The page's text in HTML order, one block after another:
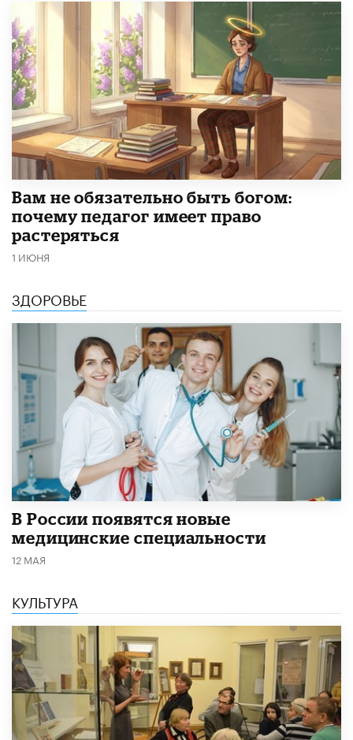
​Вам не обязательно быть богом:
почему педагог имеет право
растеряться
1 ИЮНЯ
ЗДОРОВЬЕ
В России появятся новые
медицинские специальности
12 МАЯ
КУЛЬТУРА